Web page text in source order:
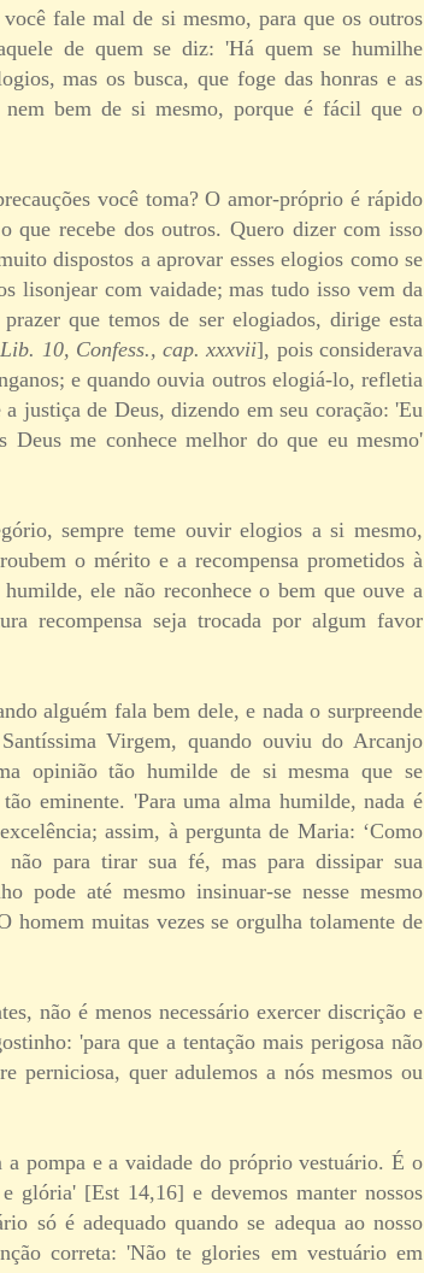
fale mal de si mesmo, para que os outros
de quem se diz: 'Há quem se humilhe
mas os busca, que foge das honras e as
bem de si mesmo, porque é fácil que o
você toma? O amor-próprio é rápido
que recebe dos outros. Quero dizer com isso
dispostos a aprovar esses elogios como se
lisonjear com vaidade; mas tudo isso vem da
que temos de ser elogiados, dirige esta
Lib. 10, Confess., cap. xxxvii], pois considerava
e quando ouvia outros elogiá-lo, refletia
justiça de Deus, dizendo em seu coração: 'Eu
Deus me conhece melhor do que eu mesmo'
sempre teme ouvir elogios a si mesmo,
o mérito e a recompensa prometidos à
ele não reconhece o bem que ouve a
recompensa seja trocada por algum favor
alguém fala bem dele, e nada o surpreende
Virgem, quando ouviu do Arcanjo
opinião tão humilde de si mesma que se
eminente. 'Para uma alma humilde, nada é
assim, à pergunta de Maria: ‘Como
para tirar sua fé, mas para dissipar sua
pode até mesmo insinuar-se nesse mesmo
homem muitas vezes se orgulha tolamente de
não é menos necessário exercer discrição e
'para que a tentação mais perigosa não
perniciosa, quer adulemos a nós mesmos ou
pompa e a vaidade do próprio vestuário. É o
glória' [Est 14,16] e devemos manter nossos
só é adequado quando se adequa ao nosso
correta: 'Não te glories em vestuário em